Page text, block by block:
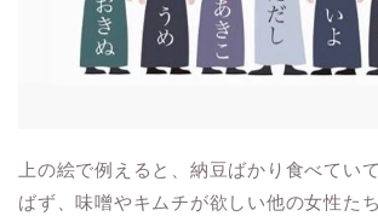
上の絵で例えると、納豆ばかり食べてい
ばず、味噌やキムチが欲しい他の女性た